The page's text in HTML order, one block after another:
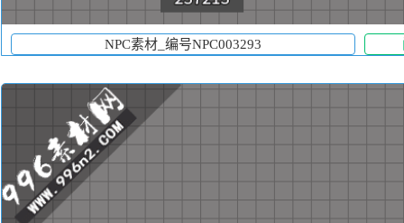
NPC素材_编号NPC003293